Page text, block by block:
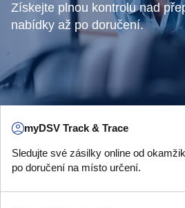
Získejte plnou kontrolu nad
nabídky až po doručení.
myDSV Track & Trace
Sledujte své zásilky online od
po doručení na místo určení.